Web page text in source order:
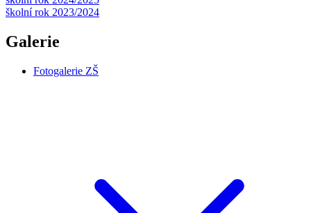
školní rok 2023/2024
Galerie
Fotogalerie ZŠ